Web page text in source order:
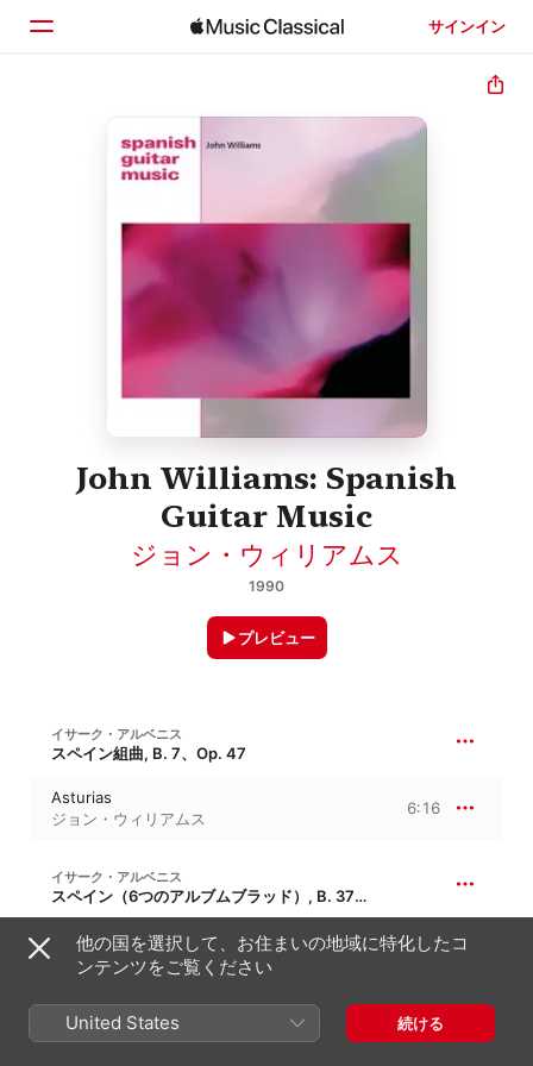
サインイン
見つける
John Williams: Spanish
Guitar Music
ジョン・ウィリアムス
1990
プレビュー
イサーク・アルベニス
スペイン組曲, B. 7、Op. 47
Asturias
ジョン・ウィリアムス
6:16
イサーク・アルベニス
スペイン（6つのアルブムブラッド）, B. 37、Op. 165
Tango
ジョン・ウィリアムス
2:46
G. サンス
他の国を選択して、お住まいの地域に特化したコ
ンテンツをご覧ください
United States 続ける